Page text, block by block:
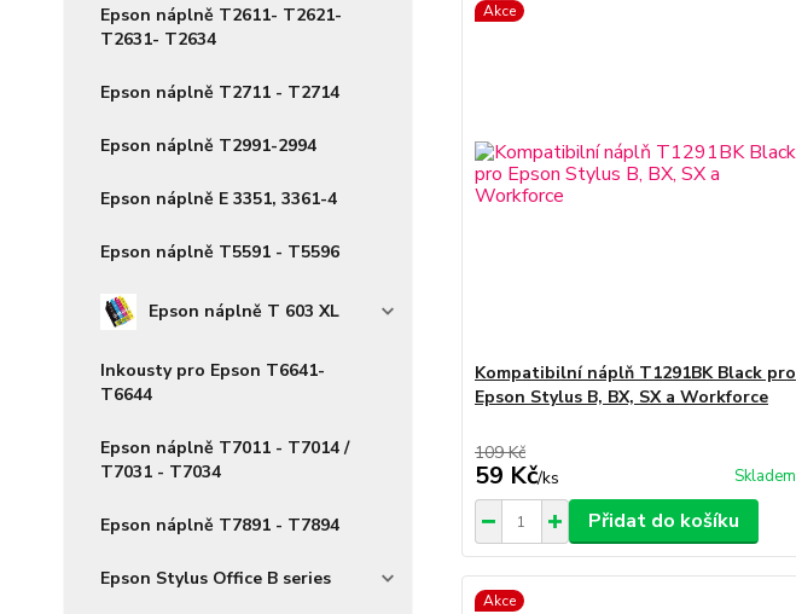
Epson náplně T2611- T2621-
T2631- T2634
Epson náplně T2711 - T2714
Epson náplně T2991-2994
Epson náplně E 3351, 3361-4
Epson náplně T5591 - T5596
Epson náplně T 603 XL
Inkousty pro Epson T6641-
T6644
Epson náplně T7011 - T7014 /
T7031 - T7034
Epson náplně T7891 - T7894
Epson Stylus Office B series
Akce
Kompatibilní náplň T1291BK Black pro
Epson Stylus B, BX, SX a Workforce
109 Kč
59 Kč/ks Skladem
Přidat do košíku
Akce